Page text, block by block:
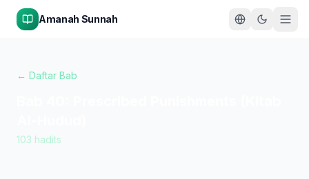
Amanah Sunnah
← Daftar Bab
103 hadits